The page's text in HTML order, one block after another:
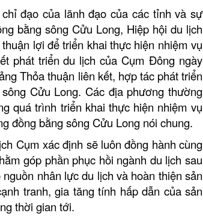
đạo của lãnh đạo của các tỉnh và sự
bằng sông Cửu Long, Hiệp hội du lịch
lợi để triển khai thực hiện nhiệm vụ
phát triển du lịch của Cụm Đông ngày
Thỏa thuận liên kết, hợp tác phát triển
Cửu Long. Các địa phương thường
quá trình triển khai thực hiện nhiệm vụ
đồng bằng sông Cửu Long nói chung.
Cụm xác định sẽ luôn đồng hành cùng
góp phần phục hồi ngành du lịch sau
nhân lực du lịch và hoàn thiện sản
tranh, gia tăng tính hấp dẫn của sản
thời gian tới.